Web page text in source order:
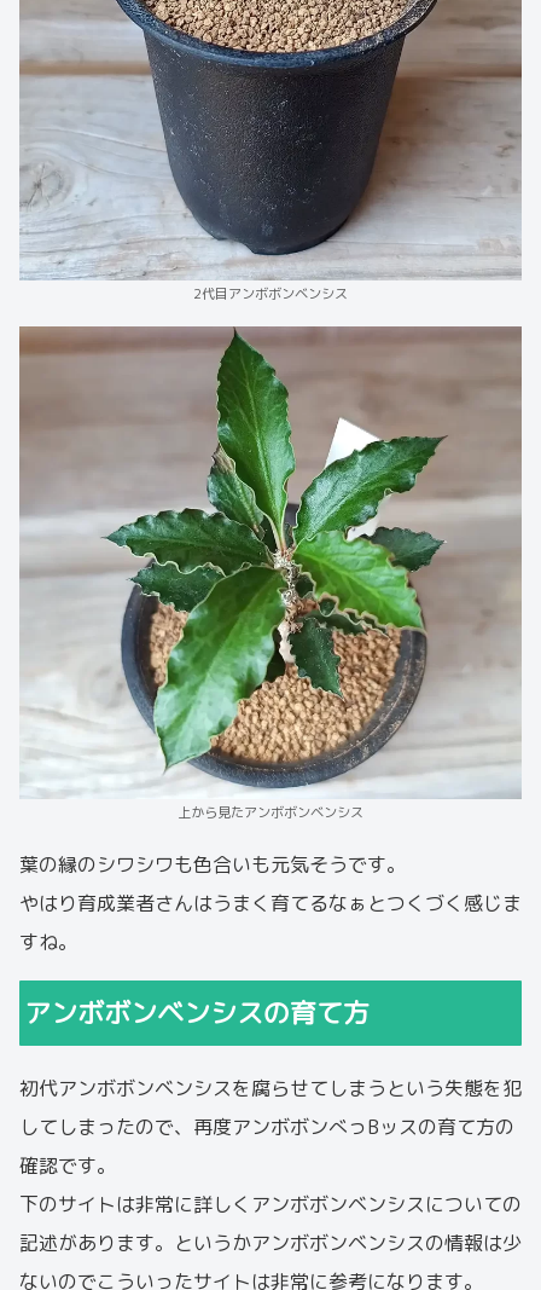
2代目アンボボンベンシス
上から見たアンボボンベンシス
葉の縁のシワシワも色合いも元気そうです。
やはり育成業者さんはうまく育てるなぁとつくづく感じま
すね。
アンボボンベンシスの育て方
初代アンボボンベンシスを腐らせてしまうという失態を犯
してしまったので、再度アンボボンべっBッスの育て方の
確認です。
下のサイトは非常に詳しくアンボボンベンシスについての
記述があります。というかアンボボンベンシスの情報は少
ないのでこういったサイトは非常に参考になります。